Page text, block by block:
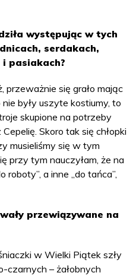
występując w tych
serdakach,
pasiakach?
przeważnie się grało mając
były uszyte kostiumy, to
skupione na potrzeby
Skoro tak się chłopki
musieliśmy się w tym
przy tym nauczyłam, że na
roboty”, a inne „do tańca”,
przewiązywane na
w Wielki Piątek szły
czarnych – żałobnych